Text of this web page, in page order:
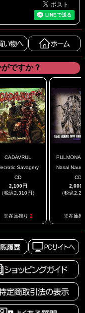
ですか？
CADAVRUL
Savagery
CD
2,100円
（税込2,310円）
※在庫残り 2
Nasal
CD
2,000
（税込
※在庫残